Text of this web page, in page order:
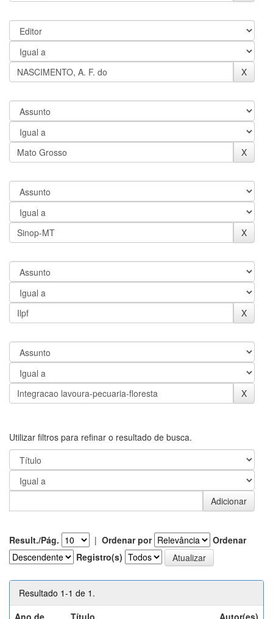
Utilizar filtros para refinar o resultado de busca.
Result./Pág. | Ordenar por
Ordenar
Registro(s)
Resultado 1-1 de 1.
Ano de
Título Autor(es)